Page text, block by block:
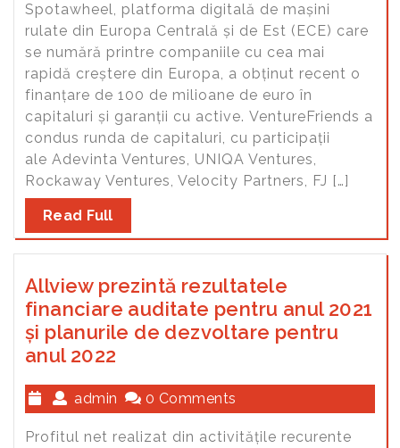
Spotawheel, platforma digitală de mașini
rulate din Europa Centrală și de Est (ECE) care
se numără printre companiile cu cea mai
rapidă creștere din Europa, a obținut recent o
finanțare de 100 de milioane de euro în
capitaluri și garanții cu active. VentureFriends a
condus runda de capitaluri, cu participații
ale Adevinta Ventures, UNIQA Ventures,
Rockaway Ventures, Velocity Partners, FJ […]
Read Full
Allview prezintă rezultatele
financiare auditate pentru anul 2021
și planurile de dezvoltare pentru
anul 2022
admin 0 Comments
Profitul net realizat din activitățile recurente